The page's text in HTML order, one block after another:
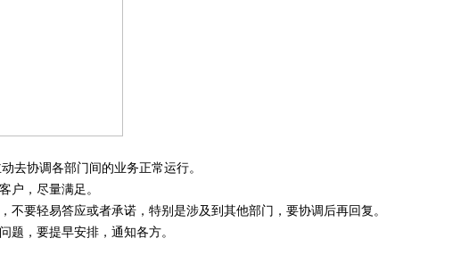
去协调各部门间的业务正常运行。
户，尽量满足。
要轻易答应或者承诺，特别是涉及到其他部门，要协调后再回复。
题，要提早安排，通知各方。